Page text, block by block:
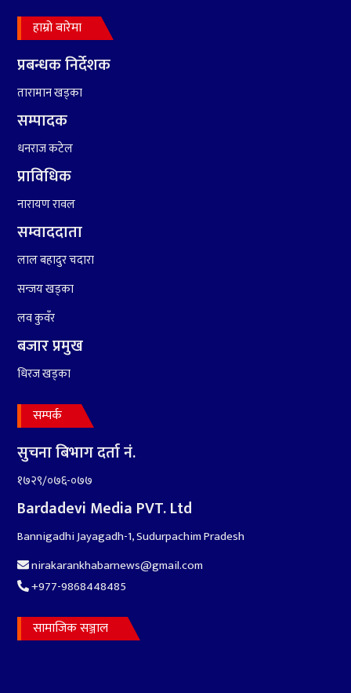
हामी पनि त उडाउछौ ।
हाम्रो बारेमा
प्रबन्धक निर्देशक
तारामान खड्का
सम्पादक
धनराज कटेल
प्राविधिक
नारायण रावल
सम्वाददाता
लाल बहादुर चदारा
सन्जय खड्का
लव कुवँर
बजार प्रमुख
धिरज खड्का
सम्पर्क
सुचना बिभाग दर्ता नं.
१७२९/०७६-०७७
Bardadevi Media PVT. Ltd
Bannigadhi Jayagadh-1, Sudurpachim Pradesh
nirakarankhabarnews@gmail.com
+977-9868448485
सामाजिक सञ्जाल